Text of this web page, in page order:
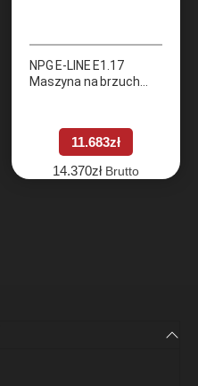
NPG E-LINE E1.17
Maszyna na brzuch
11.683zł
14.370zł Brutto